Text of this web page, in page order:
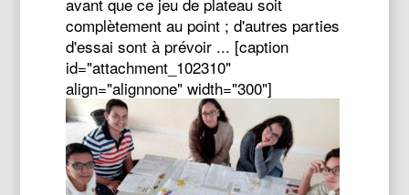
complètement au point ; d'autres parties
d'essai sont à prévoir ... [caption
id="attachment_102310"
align="alignnone" width="300"]